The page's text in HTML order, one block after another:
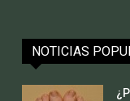
NOTICIAS